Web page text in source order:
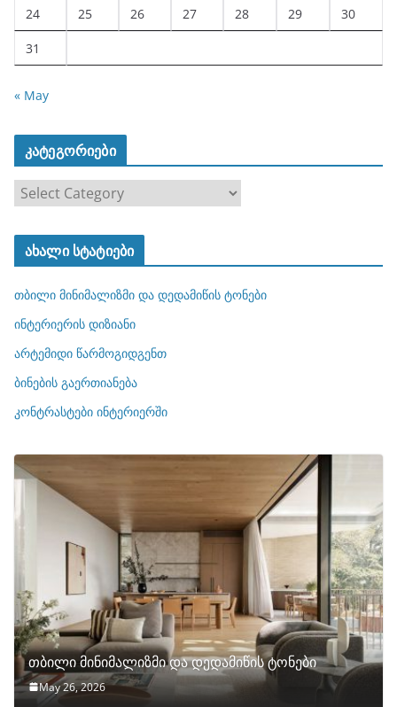
24 25 26 27 28 29 30
31
« May
კატეგორიები
ტ
ო
რ
ბ
ი
ახალი სტატიები
თბილი მინიმალიზმი და დედამიწის ტონები
ინტერიერის დიზიანი
არტემიდი წარმოგიდგენთ
ბინების გაერთიანება
კონტრასტები ინტერიერში
თბილი მინიმალიზმი და დედამიწის ტონები
May 26, 2026